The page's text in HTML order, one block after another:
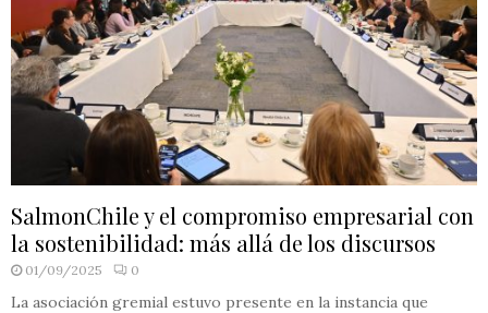
SalmonChile y el compromiso empresarial con
la sostenibilidad: más allá de los discursos
01/09/2025 0
La asociación gremial estuvo presente en la instancia que